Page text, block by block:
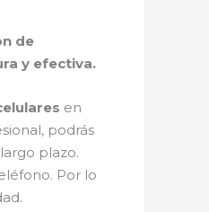
de
y efectiva.
en
podrás
plazo.
Por lo